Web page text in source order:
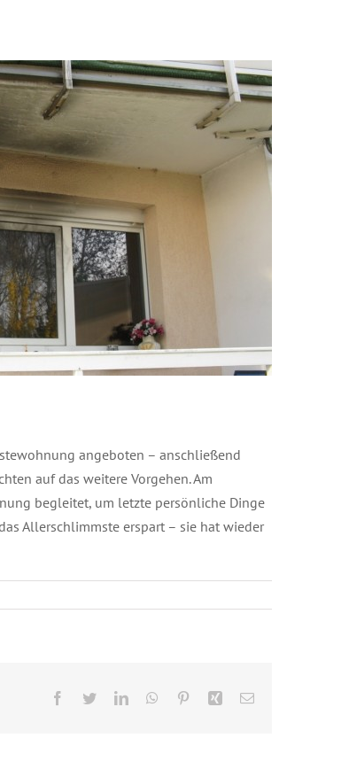
angeboten – anschließend
auf das weitere Vorgehen. Am
begleitet, um letzte persönliche Dinge
Allerschlimmste erspart – sie hat wieder
Facebook
TwitterLinkedInWhatsApp
PinterestXing E-